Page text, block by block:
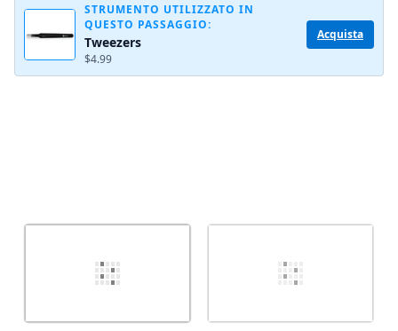
Annulla Pubblica commento
STRUMENTO UTILIZZATO IN
QUESTO PASSAGGIO:
Tweezers
$4.99
Acquista